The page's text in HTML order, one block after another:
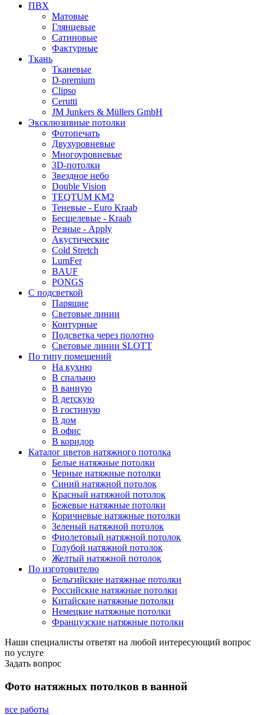
ПВХ
Матовые
Глянцевые
Сатиновые
Фактурные
Ткань
Тканевые
D-premium
Clipso
Cerutti
JM Junkers & Müllers GmbH
Эксклюзивные потолки
Фотопечать
Двухуровневые
Многоуровневые
3D-потолки
Звездное небо
Double Vision
TEQTUM KM2
Теневые - Euro Kraab
Бесщелевые - Kraab
Резные - Apply
Акустические
Cold Stretch
LumFer
BAUF
PONGS
С подсветкой
Парящие
Световые линии
Контурные
Подсветка через полотно
Световые линии SLOTT
По типу помещений
На кухню
В спальню
В ванную
В детскую
В гостиную
В дом
В офис
В коридор
Каталог цветов натяжного потолка
Белые натяжные потолки
Черные натяжные потолки
Синий натяжной потолок
Красный натяжной потолок
Бежевые натяжные потолки
Коричневые натяжные потолки
Зеленый натяжной потолок
Фиолетовый натяжной потолок
Голубой натяжной потолок
Желтый натяжной потолок
По изготовителю
Бельгийские натяжные потолки
Российские натяжные потолки
Китайские натяжные потолки
Немецкие натяжные потолки
Французские натяжные потолки
Наши специалисты ответят на любой интересующий вопрос
по услуге
Задать вопрос
Фото натяжных потолков в ванной
все работы